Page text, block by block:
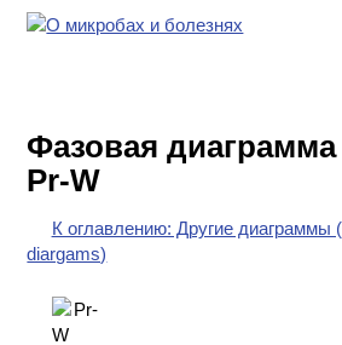
ХИМИЧЕСКАЯ
ПОСУДА
ВРЕДНЫЕ
ФАКТОРЫ
Фазовая
Pr-W
К оглавлению: Другие диаграммы
diargams)